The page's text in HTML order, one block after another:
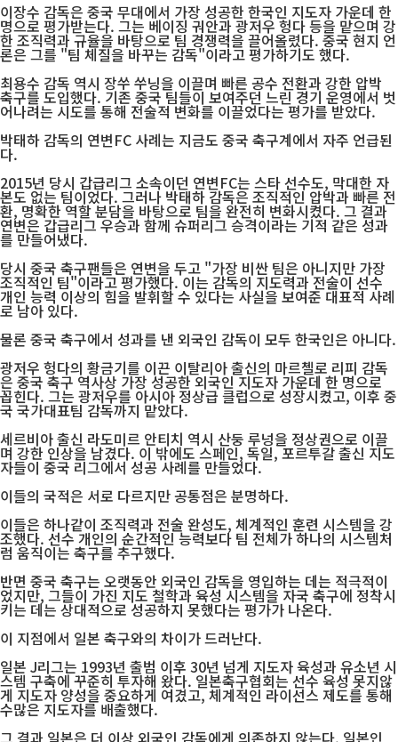
이장수 감독은 중국 무대에서 가장 성공한 한국인 지도자 가운데 한
명으로 평가받는다. 그는 베이징 궈안과 광저우 헝다 등을 맡으며 강
한 조직력과 규율을 바탕으로 팀 경쟁력을 끌어올렸다. 중국 현지 언
론은 그를 "팀 체질을 바꾸는 감독"이라고 평가하기도 했다.
최용수 감독 역시 장쑤 쑤닝을 이끌며 빠른 공수 전환과 강한 압박
축구를 도입했다. 기존 중국 팀들이 보여주던 느린 경기 운영에서 벗
어나려는 시도를 통해 전술적 변화를 이끌었다는 평가를 받았다.
박태하 감독의 연변FC 사례는 지금도 중국 축구계에서 자주 언급된
다.
2015년 당시 갑급리그 소속이던 연변FC는 스타 선수도, 막대한 자
본도 없는 팀이었다. 그러나 박태하 감독은 조직적인 압박과 빠른 전
환, 명확한 역할 분담을 바탕으로 팀을 완전히 변화시켰다. 그 결과
연변은 갑급리그 우승과 함께 슈퍼리그 승격이라는 기적 같은 성과
를 만들어냈다.
당시 중국 축구팬들은 연변을 두고 "가장 비싼 팀은 아니지만 가장
조직적인 팀"이라고 평가했다. 이는 감독의 지도력과 전술이 선수
개인 능력 이상의 힘을 발휘할 수 있다는 사실을 보여준 대표적 사례
로 남아 있다.
물론 중국 축구에서 성과를 낸 외국인 감독이 모두 한국인은 아니다.
광저우 헝다의 황금기를 이끈 이탈리아 출신의 마르첼로 리피 감독
은 중국 축구 역사상 가장 성공한 외국인 지도자 가운데 한 명으로
꼽힌다. 그는 광저우를 아시아 정상급 클럽으로 성장시켰고, 이후 중
국 국가대표팀 감독까지 맡았다.
세르비아 출신 라도미르 안티치 역시 산둥 루넝을 정상권으로 이끌
며 강한 인상을 남겼다. 이 밖에도 스페인, 독일, 포르투갈 출신 지도
자들이 중국 리그에서 성공 사례를 만들었다.
이들의 국적은 서로 다르지만 공통점은 분명하다.
이들은 하나같이 조직력과 전술 완성도, 체계적인 훈련 시스템을 강
조했다. 선수 개인의 순간적인 능력보다 팀 전체가 하나의 시스템처
럼 움직이는 축구를 추구했다.
반면 중국 축구는 오랫동안 외국인 감독을 영입하는 데는 적극적이
었지만, 그들이 가진 지도 철학과 육성 시스템을 자국 축구에 정착시
키는 데는 상대적으로 성공하지 못했다는 평가가 나온다.
이 지점에서 일본 축구와의 차이가 드러난다.
일본 J리그는 1993년 출범 이후 30년 넘게 지도자 육성과 유소년 시
스템 구축에 꾸준히 투자해 왔다. 일본축구협회는 선수 육성 못지않
게 지도자 양성을 중요하게 여겼고, 체계적인 라이선스 제도를 통해
수많은 지도자를 배출했다.